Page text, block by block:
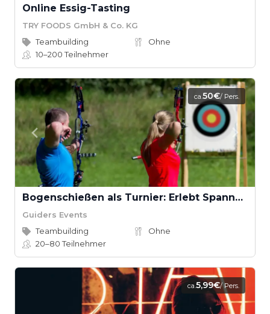
Online Essig-Tasting
TRY FOODS GmbH & Co. KG
Teambuilding
Ohne
10–200Teilnehmer
ca.50€/ Pers.
Bogenschießen als Turnier: Erlebt Spannung und Fokus
Guiders Events
Teambuilding
Ohne
20–80Teilnehmer
ca.5,99€/ Pers.